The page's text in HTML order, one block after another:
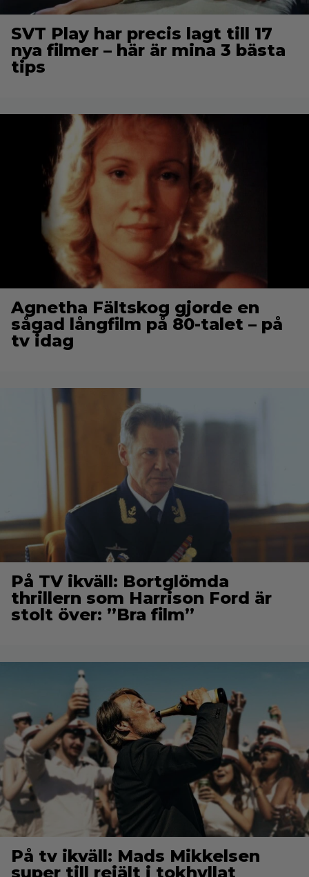
SVT Play har precis lagt till 17
nya filmer – här är mina 3 bästa
tips
Agnetha Fältskog gjorde en
sågad långfilm på 80-talet – på
tv idag
På TV ikväll: Bortglömda
thrillern som Harrison Ford är
stolt över: ”Bra film”
På tv ikväll: Mads Mikkelsen
super till rejält i tokhyllat